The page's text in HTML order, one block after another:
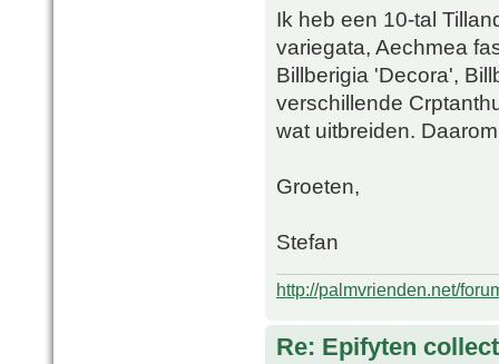
Ik heb een 10-tal
variegata, Aechmea
Billberigia 'Decora',
verschillende
wat uitbreiden.
Groeten,
Stefan
http://palmvrienden.net/
Re: Epifyten